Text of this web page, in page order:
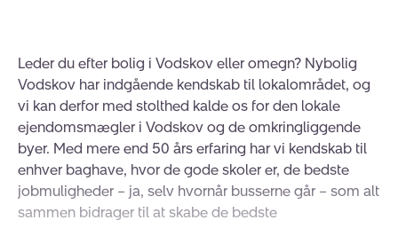
Leder du efter bolig i Vodskov eller omegn? Nybolig
Vodskov har indgående kendskab til lokalområdet, og
vi kan derfor med stolthed kalde os for den lokale
ejendomsmægler i Vodskov og de omkringliggende
byer. Med mere end 50 års erfaring har vi kendskab til
enhver baghave, hvor de gode skoler er, de bedste
jobmuligheder – ja, selv hvornår busserne går – som alt
sammen bidrager til at skabe de bedste